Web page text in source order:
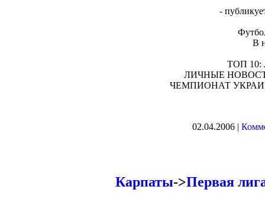
-
В
ТОП 10:
ЛИЧНЫЕ НОВОСТИ:
ЧЕМПИОНАТ
02.04.2006 |
Карпаты->Первая